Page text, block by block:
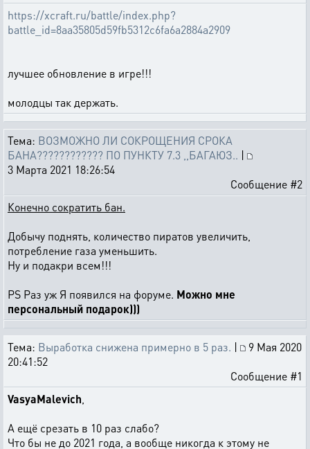
https://xcraft.ru/battle/index.php?
battle_id=8aa35805d59fb5312c6fa6a2884a2909
лучшее обновление в игре!!!
молодцы так держать.
Тема: ВОЗМОЖНО ЛИ СОКРОЩЕНИЯ СРОКА
БАНА???????????? ПО ПУНКТУ 7.3 ,,БАГАЮЗ.. |
3 Марта 2021 18:26:54
Сообщение #2
Конечно сократить бан.
Добычу поднять, количество пиратов увеличить,
потребление газа уменьшить.
Ну и подакри всем!!!
PS Раз уж Я появился на форуме. Можно мне
персональный подарок)))
Тема: Выработка снижена примерно в 5 раз. |
9 Мая 2020
20:41:52
Сообщение #1
VasyaMalevich
А ещё срезать в 10 раз слабо?
Что бы не до 2021 года, а вообще никогда к этому не